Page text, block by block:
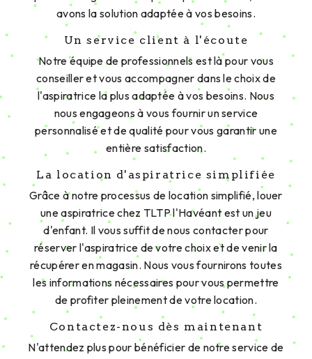
Adresse
Crech Ar Rete
22450 Coatréven